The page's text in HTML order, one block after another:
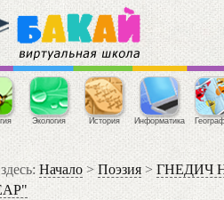
Экология История Информатика
Начало>Поэзия >ГНЕДИЧ